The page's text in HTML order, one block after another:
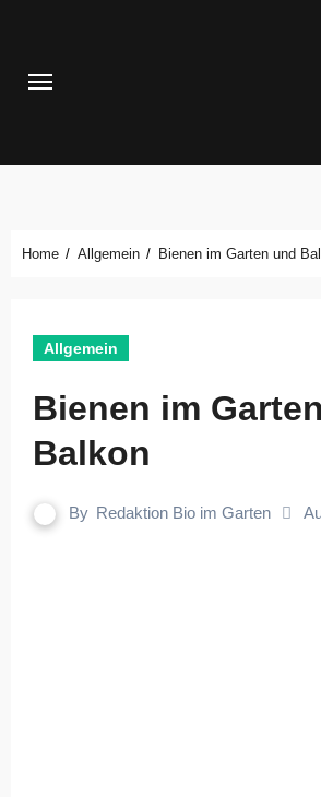
springen
Home Allgemein Bienen im Garten und
Allgemein
Bienen im
Balkon
By Redaktion Bio im Garten